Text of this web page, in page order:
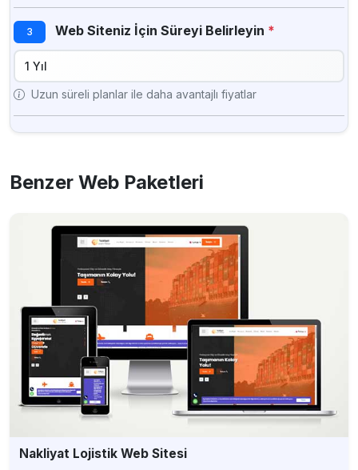
SSL Sertifikası
Günlük Yedekleme
3 Web Siteniz İçin Süreyi Belirleyin *
Uzun süreli planlar ile daha avantajlı fiyatlar
Benzer Web Paketleri
Nakliyat Lojistik Web Sitesi